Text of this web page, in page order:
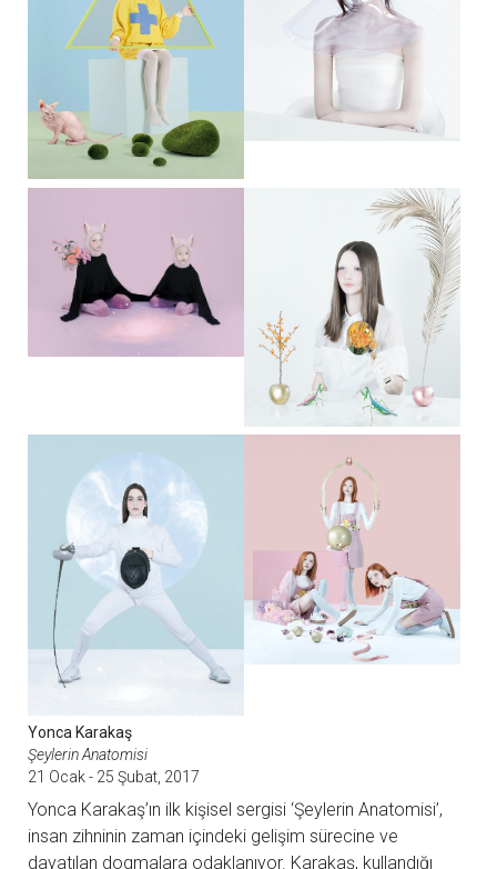
Yonca Karakaş
Şeylerin Anatomisi​
21 Ocak - 25 Şubat, 2017
Yonca Karakaş’ın ilk kişisel sergisi ‘Şeylerin Anatomisi’,
insan zihninin zaman içindeki gelişim sürecine ve
dayatılan dogmalara odaklanıyor. Karakaş, kullandığı